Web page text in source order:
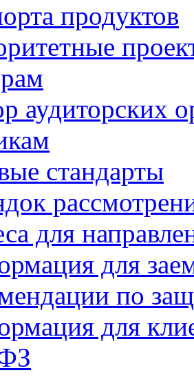
продуктов
аудиторских
стандарты
для
для
по
для